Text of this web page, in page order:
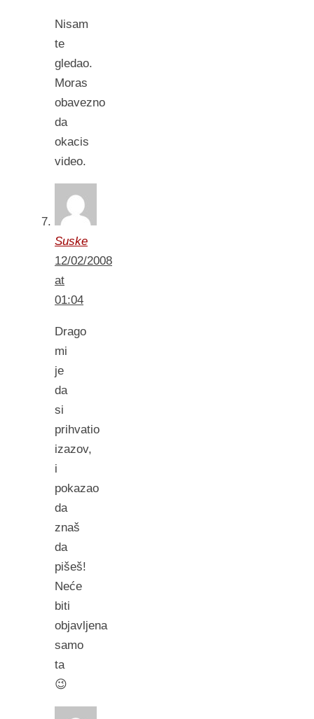
Nisam
te
gledao.
Moras
obavezno
da
okacis
video.
Suske
12/02/2008
at
01:04
Drago
mi
je
da
si
prihvatio
izazov,
i
pokazao
da
znaš
da
pišeš!
Neće
biti
objavljena
samo
ta
😉